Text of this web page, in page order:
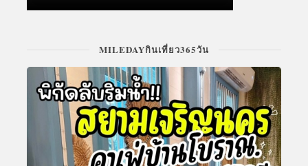
MILEDAYกินเที่ยว365วัน